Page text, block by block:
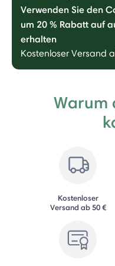
Verwenden Sie den
um 20 % Rabatt auf
erhalten
Kostenloser Versand
Warum
Kostenloser
Versand ab 50 €